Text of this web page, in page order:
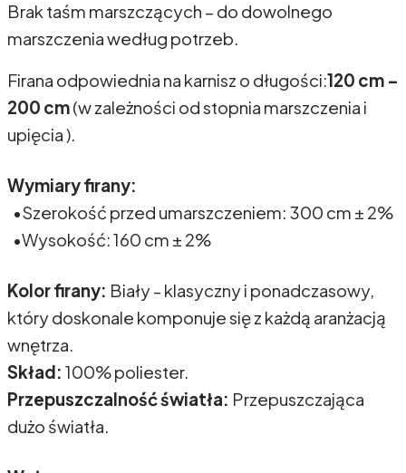
Brak taśm marszczących – do dowolnego
marszczenia według potrzeb.
Firana odpowiednia na karnisz o długości:120 cm –
200 cm(w zależności od stopnia marszczenia i
upięcia ).
Wymiary firany:
•Szerokość przed umarszczeniem: 300 cm ± 2%
•Wysokość: 160 cm ± 2%
Kolor firany: Biały - klasyczny i ponadczasowy,
który doskonale komponuje się z każdą aranżacją
wnętrza.
Skład: 100% poliester.
Przepuszczalność światła: Przepuszczająca
dużo światła.